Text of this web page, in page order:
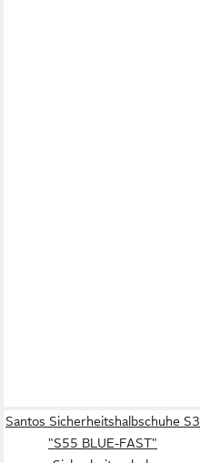
Santos Sicherheitshalbschuhe S3
"S55 BLUE-FAST"